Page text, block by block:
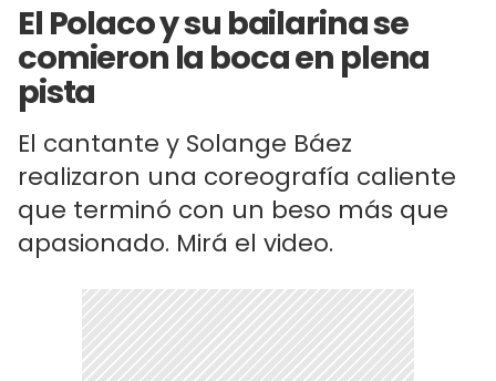
El Polaco y su bailarina se
comieron la boca en plena
pista
El cantante y Solange Báez
realizaron una coreografía caliente
que terminó con un beso más que
apasionado. Mirá el video.